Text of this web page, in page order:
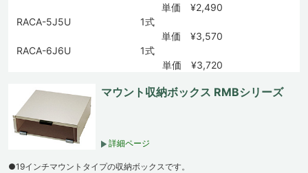
単価 ¥2,490
RACA-5J5U
1式
単価 ¥3,570
RACA-6J6U
1式
単価 ¥3,720
マウント収納ボックス RMBシリーズ
詳細ページ
●19インチマウントタイプの収納ボックスです。